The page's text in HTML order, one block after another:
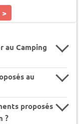
au Camping
au
proposés
?